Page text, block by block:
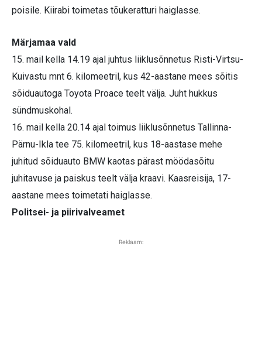
poisile. Kiirabi toimetas tõukeratturi haiglasse.
Märjamaa vald
15. mail kella 14.19 ajal juhtus liiklusõnnetus Risti-Virtsu-
Kuivastu mnt 6. kilomeetril, kus 42-aastane mees sõitis
sõiduautoga Toyota Proace teelt välja. Juht hukkus
sündmuskohal.
16. mail kella 20.14 ajal toimus liiklusõnnetus Tallinna-
Pärnu-Ikla tee 75. kilomeetril, kus 18-aastase mehe
juhitud sõiduauto BMW kaotas pärast möödasõitu
juhitavuse ja paiskus teelt välja kraavi. Kaasreisija, 17-
aastane mees toimetati haiglasse.
Politsei- ja piirivalveamet
Reklaam: